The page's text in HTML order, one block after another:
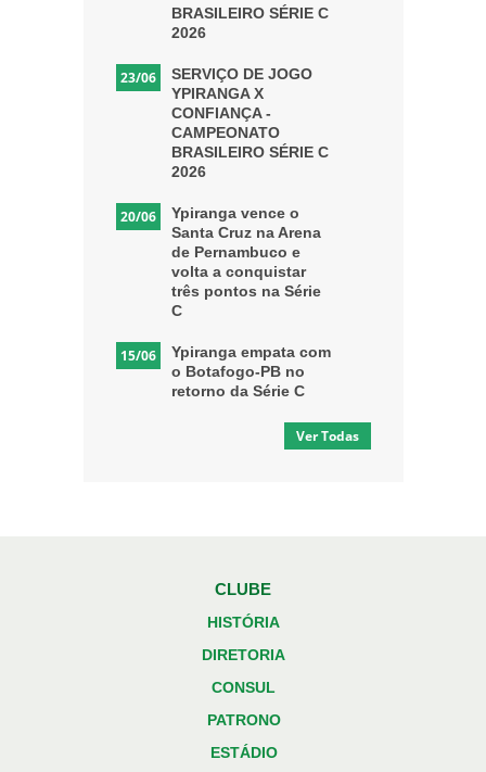
BRASILEIRO SÉRIE C
2026
23/06
SERVIÇO DE JOGO
YPIRANGA X
CONFIANÇA -
CAMPEONATO
BRASILEIRO SÉRIE C
2026
20/06
Ypiranga vence o
Santa Cruz na Arena
de Pernambuco e
volta a conquistar
três pontos na Série
C
15/06
Ypiranga empata com
o Botafogo-PB no
retorno da Série C
Ver Todas
CLUBE
HISTÓRIA
DIRETORIA
CONSUL
PATRONO
ESTÁDIO